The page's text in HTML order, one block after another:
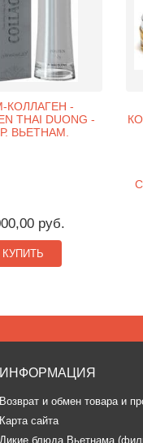
КОЛЛАГЕН -
THAI DUONG -
ВЬЕТНАМ.
руб.
КУПИТЬ
ИНФОРМАЦИЯ
Возврат и обмен товара и
Карта сайта
Дикие блюда Вьетнама